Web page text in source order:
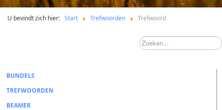
U bevindt zich hier: Start Trefwoorden Trefwoord
BUNDELS
TREFWOORDEN
BEAMER